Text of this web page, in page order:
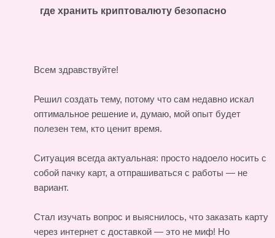
где хранить криптовалюту безопасно
Всем здравствуйте!
Решил создать тему, потому что сам недавно искал
оптимальное решение и, думаю, мой опыт будет
полезен тем, кто ценит время.
Ситуация всегда актуальная: просто надоело носить с
собой пачку карт, а отпрашиваться с работы — не
вариант.
Стал изучать вопрос и выяснилось, что заказать карту
через интернет с доставкой — это не миф! Но